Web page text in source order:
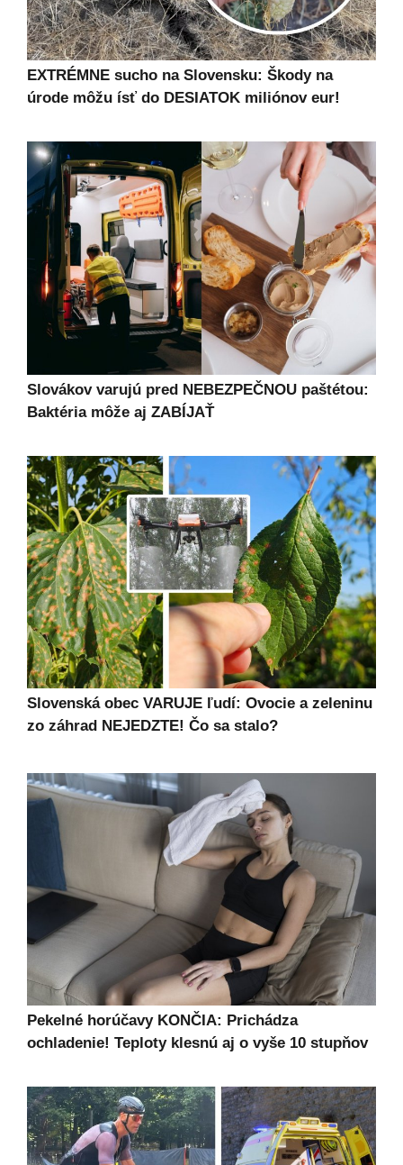
EXTRÉMNE sucho na Slovensku: Škody na
úrode môžu ísť do DESIATOK miliónov eur!
Slovákov varujú pred NEBEZPEČNOU paštétou:
Baktéria môže aj ZABÍJAŤ
Slovenská obec VARUJE ľudí: Ovocie a zeleninu
zo záhrad NEJEDZTE! Čo sa stalo?
Pekelné horúčavy KONČIA: Prichádza
ochladenie! Teploty klesnú aj o vyše 10 stupňov